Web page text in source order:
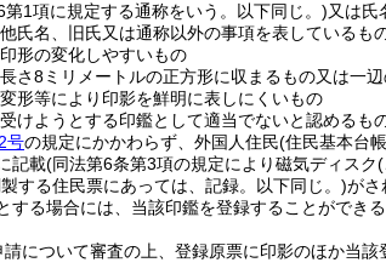
1項に規定する通称をいう。以下同じ。)又は氏
氏名、旧氏又は通称以外の事項を表しているも
形の変化しやすいもの
さ8ミリメートルの正方形に収まるもの又は一
形等により印影を鮮明に表しにくいもの
けようとする印鑑として適当でないと認めるも
号の規定にかかわらず、外国人住民(住民基本台
記載(同法第6条第3項の規定により磁気ディスク(
する住民票にあっては、記録。以下同じ。)がさ
する場合には、当該印鑑を登録することができる
について審査の上、登録原票に印影のほか当